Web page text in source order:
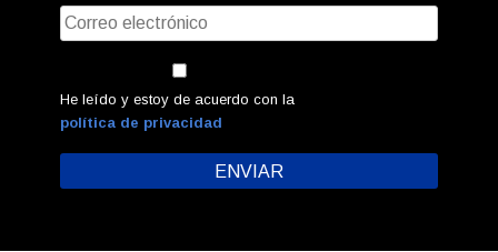
He leído y estoy de acuerdo con la
política de privacidad